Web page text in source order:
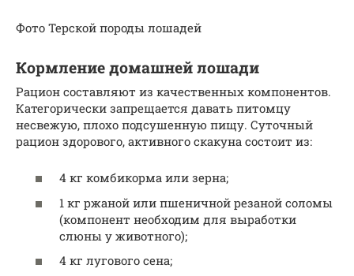
Фото Терской породы лошадей
Кормление домашней лошади
Рацион составляют из качественных компонентов.
Категорически запрещается давать питомцу
несвежую, плохо подсушенную пищу. Суточный
рацион здорового, активного скакуна состоит из:
4 кг комбикорма или зерна;
1 кг ржаной или пшеничной резаной соломы
(компонент необходим для выработки
слюны у животного);
4 кг лугового сена;